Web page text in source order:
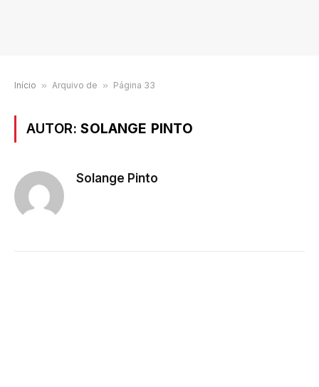
Início » Arquivo de » Página 33
AUTOR:SOLANGE PINTO
Solange Pinto